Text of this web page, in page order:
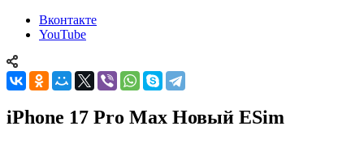
Вконтакте
YouTube
iPhone 17 Pro Max Новый ESim